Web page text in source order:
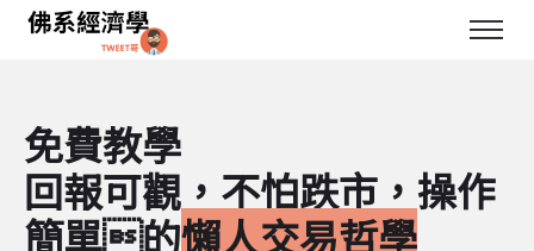
免費教學
回報可觀，不怕跌市，操作
簡單的懶人交易哲學